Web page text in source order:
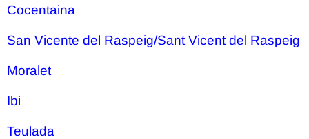
Cocentaina
San Vicente del Raspeig/Sant Vicent del Raspeig
Moralet
Ibi
Teulada